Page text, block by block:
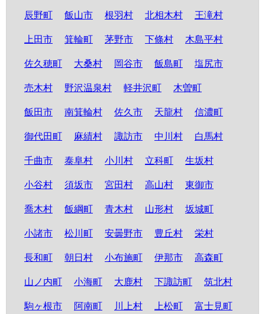
辰野町 飯山市 根羽村 北相木村 王滝村
上田市 箕輪町 茅野市 下條村 木島平村
佐久穂町 大桑村 岡谷市 飯島町 塩尻市
売木村 野沢温泉村 軽井沢町 木曽町
飯田市 南箕輪村 佐久市 天龍村 信濃町
御代田町 麻績村 諏訪市 中川村 白馬村
千曲市 泰阜村 小川村 立科町 生坂村
小谷村 須坂市 宮田村 高山村 東御市
喬木村 飯綱町 青木村 山形村 坂城町
小諸市 松川町 安曇野市 豊丘村 栄村
長和町 朝日村 小布施町 伊那市 高森町
山ノ内町 小海町 大鹿村 下諏訪町 筑北村
駒ヶ根市 阿南町 川上村 上松町 富士見町